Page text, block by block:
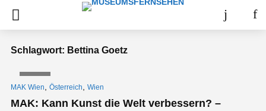
Schlagwort: Bettina Goetz
MAK Wien Österreich Wien
MAK: Kann Kunst die Welt verbessern? –